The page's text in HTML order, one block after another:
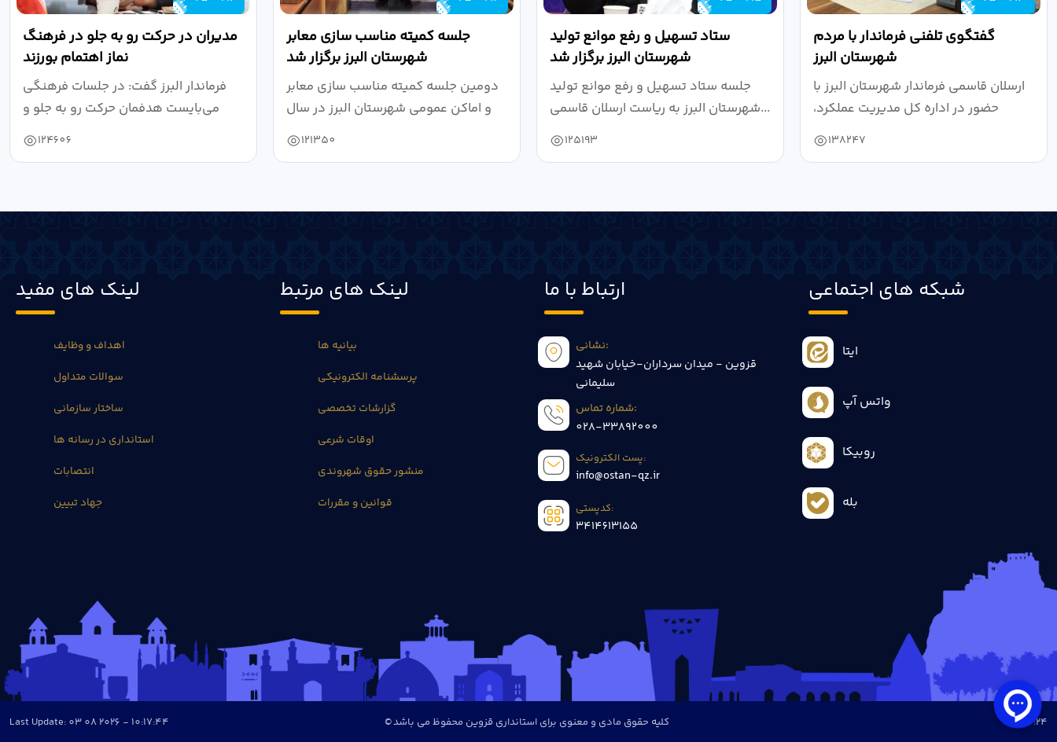
مدیران در حرکت رو به جلو در فرهنگ
نماز اهتمام بورزند
فرماندار البرز گفت: در جلسات فرهنگی
می‌بایست هدفمان حرکت رو به جلو و
124606
جلسه کمیته مناسب سازی معابر
شهرستان البرز برگزار شد
دومین جلسه کمیته مناسب سازی معابر
و اماکن عمومی شهرستان البرز در سال
121350
ستاد تسهیل و رفع موانع تولید
شهرستان البرز برگزار شد
جلسه ستاد تسهیل و رفع موانع تولید
شهرستان البرز به ریاست ارسلان قاسمی...
125193
گفتگوی تلفنی فرماندار با مردم
شهرستان البرز
ارسلان قاسمی فرماندار شهرستان البرز با
حضور در اداره کل مدیریت عملکرد،
138247
لینک های مفید
اهداف و وظایف
سوالات متداول
ساختار سازمانی
استانداری در رسانه ها
انتصابات
جهاد تبیین
لینک های مرتبط
بیانیه ها
پرسشنامه الکترونیکی
گزارشات تخصصی
اوقات شرعی
منشور حقوق شهروندی
قوانین و مقررات
ارتباط با ما
نشانی:
قزوین - میدان سرداران-خیابان شهید
سلیمانی
شماره تماس:
028-33892000
پست الکترونیک:
info@ostan-qz.ir
کدپستی:
3414613155
شبکه های اجتماعی
ایتا
واتس آپ
روبیکا
بله
Last Update: 03 08 2026 - 10:17:44 all :24